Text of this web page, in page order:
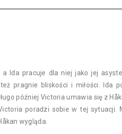
Ida pracuje dla niej jako jej
pragnie bliskości i miłości. Ida
później Victoria umawia się z
poradzi sobie w tej sytuacji.
wygląda.